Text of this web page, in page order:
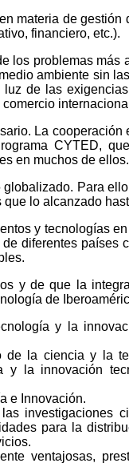
materia de
financiero, etc.).
los problemas más
ambiente sin
de las
La
CYTED,
en muchos de ellos.
Para
lo alcanzado
y tecnologías
diferentes países
y de que la
de
y la
de la ciencia y la
y la innovación
e Innovación.
investigaciones
para la
ventajosas,